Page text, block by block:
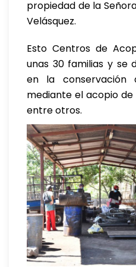
propiedad de la
Velásquez.
Esto Centros de
unas 30 familias y se
en la conservación
mediante el acopio de
entre otros.